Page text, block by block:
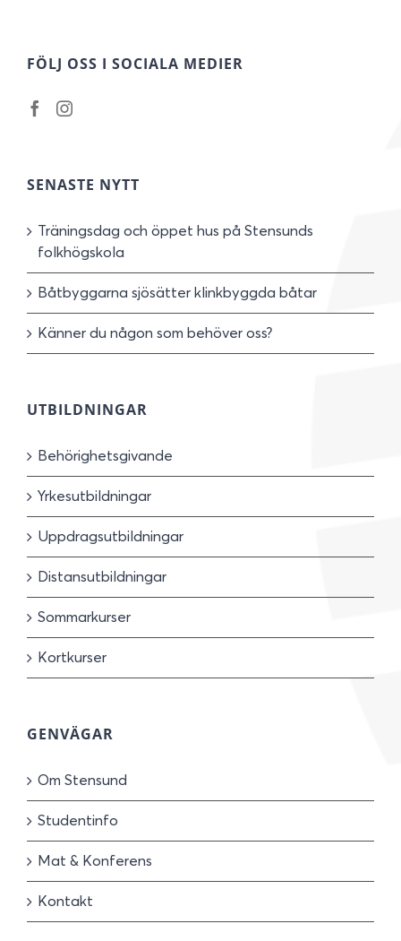
FÖLJ OSS I SOCIALA MEDIER
SENASTE NYTT
Träningsdag och öppet hus på Stensunds
folkhögskola
Båtbyggarna sjösätter klinkbyggda båtar
Känner du någon som behöver oss?
UTBILDNINGAR
Behörighetsgivande
Yrkesutbildningar
Uppdragsutbildningar
Distansutbildningar
Sommarkurser
Kortkurser
GENVÄGAR
Om Stensund
Studentinfo
Mat & Konferens
Kontakt